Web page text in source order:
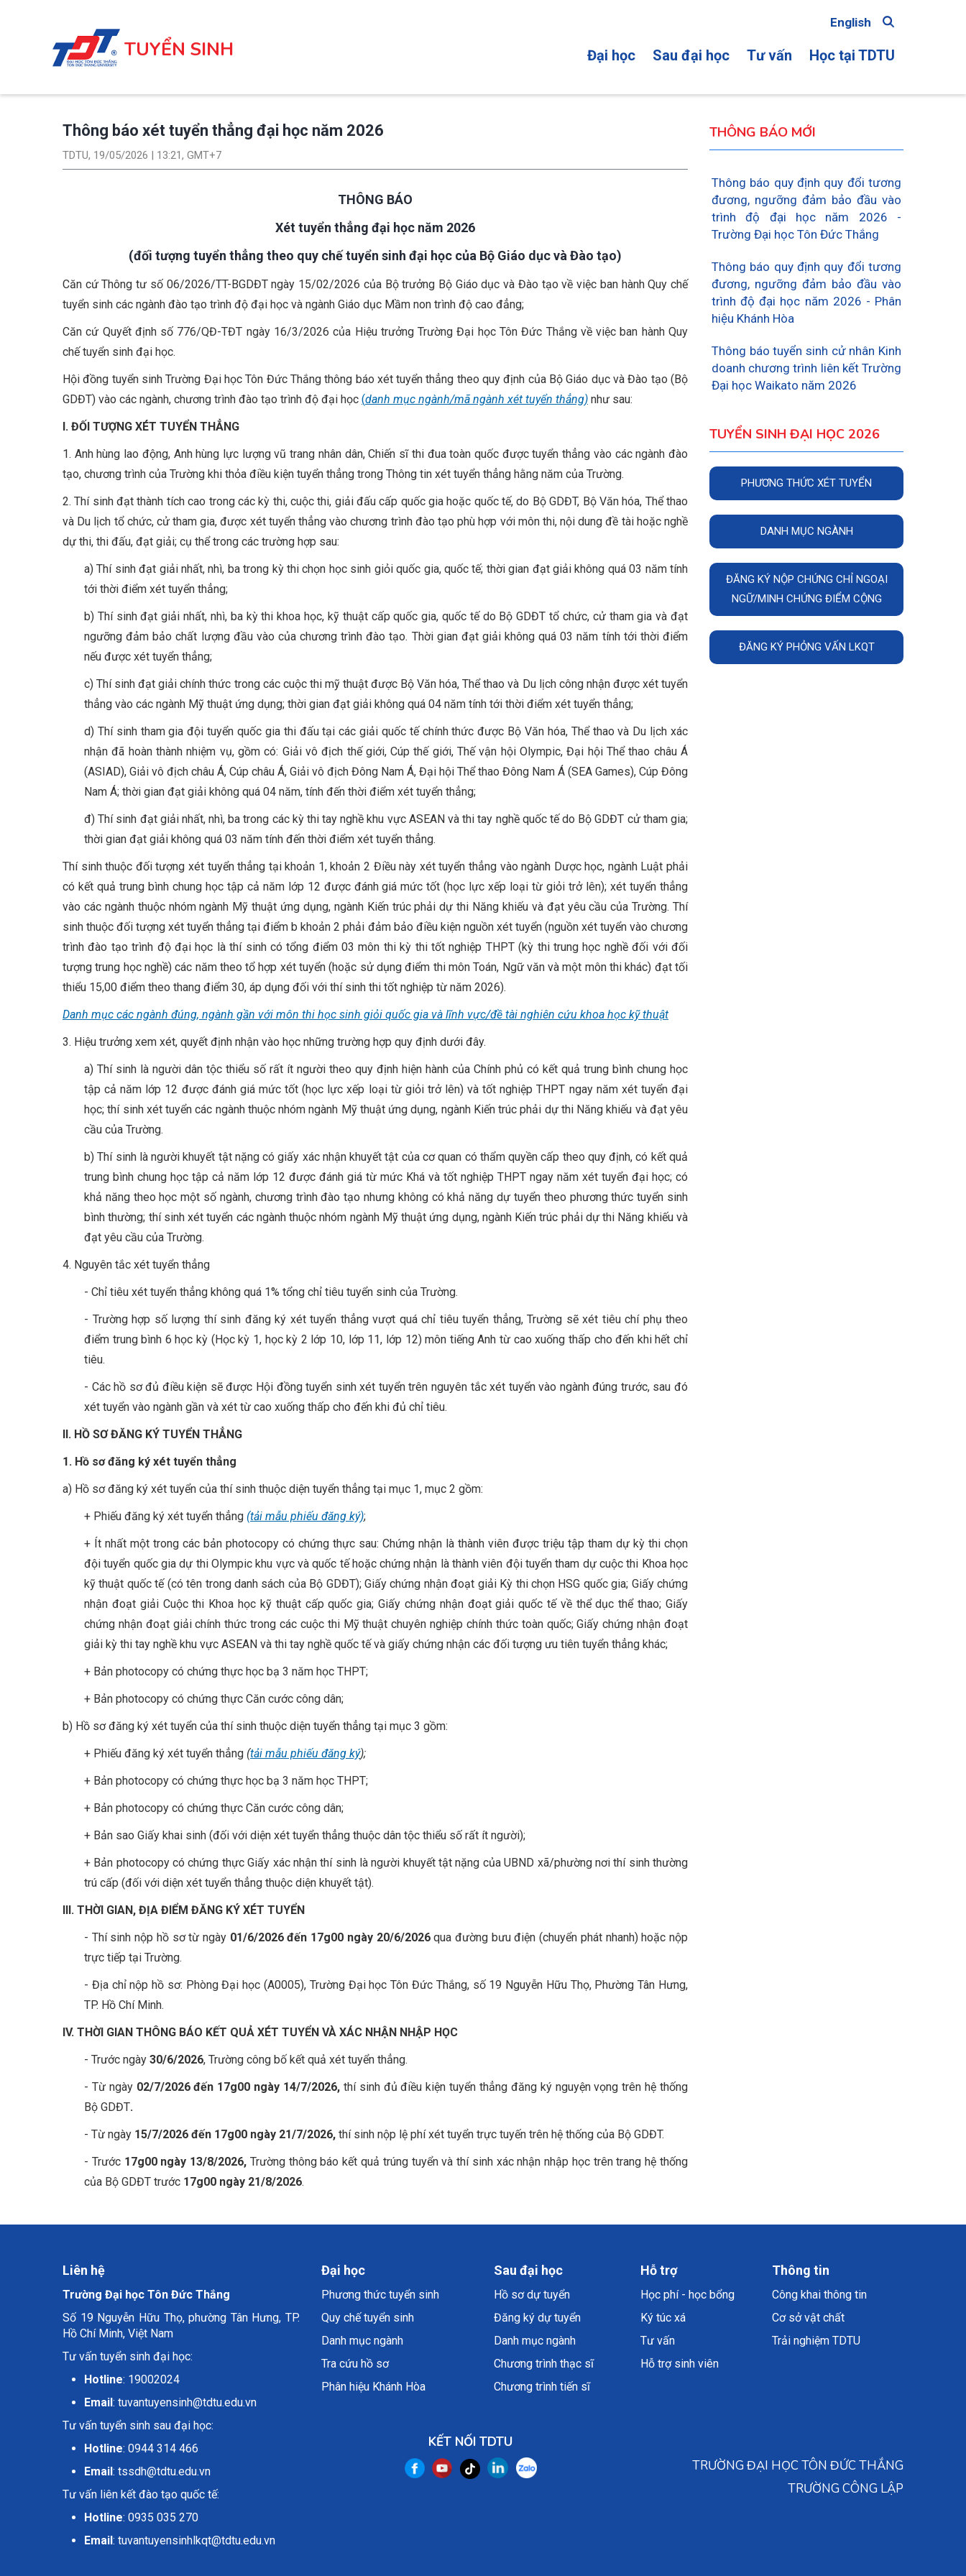
TUYỂN SINH
English
MAIN
NAVIGATION
Đại học Sau đại học Tư vấn Học tại TDTU
Thông báo xét tuyển thẳng đại học năm 2026
TDTU, 19/05/2026 | 13:21, GMT+7
THÔNG BÁO
Xét tuyển thẳng đại học năm 2026
(đối tượng tuyển thẳng theo quy chế tuyển sinh đại học của Bộ Giáo dục và Đào tạo)
Căn cứ Thông tư số 06/2026/TT-BGDĐT ngày 15/02/2026 của Bộ trưởng Bộ Giáo dục và Đào tạo về việc ban hành Quy chế
tuyển sinh các ngành đào tạo trình độ đại học và ngành Giáo dục Mầm non trình độ cao đẳng;
Căn cứ Quyết định số 776/QĐ-TĐT ngày 16/3/2026 của Hiệu trưởng Trường Đại học Tôn Đức Thắng về việc ban hành Quy
chế tuyển sinh đại học.
Hội đồng tuyển sinh Trường Đại học Tôn Đức Thắng thông báo xét tuyển thẳng theo quy định của Bộ Giáo dục và Đào tạo (Bộ
GDĐT) vào các ngành, chương trình đào tạo trình độ đại học (danh mục ngành/mã ngành xét tuyển thẳng) như sau:
I. ĐỐI TƯỢNG XÉT TUYỂN THẲNG
1. Anh hùng lao động, Anh hùng lực lượng vũ trang nhân dân, Chiến sĩ thi đua toàn quốc được tuyển thẳng vào các ngành đào
tạo, chương trình của Trường khi thỏa điều kiện tuyển thẳng trong Thông tin xét tuyển thẳng hằng năm của Trường.
2. Thí sinh đạt thành tích cao trong các kỳ thi, cuộc thi, giải đấu cấp quốc gia hoặc quốc tế, do Bộ GDĐT, Bộ Văn hóa, Thể thao
và Du lịch tổ chức, cử tham gia, được xét tuyển thẳng vào chương trình đào tạo phù hợp với môn thi, nội dung đề tài hoặc nghề
dự thi, thi đấu, đạt giải; cụ thể trong các trường hợp sau:
a) Thí sinh đạt giải nhất, nhì, ba trong kỳ thi chọn học sinh giỏi quốc gia, quốc tế; thời gian đạt giải không quá 03 năm tính
tới thời điểm xét tuyển thẳng;
b) Thí sinh đạt giải nhất, nhì, ba kỳ thi khoa học, kỹ thuật cấp quốc gia, quốc tế do Bộ GDĐT tổ chức, cử tham gia và đạt
ngưỡng đảm bảo chất lượng đầu vào của chương trình đào tạo. Thời gian đạt giải không quá 03 năm tính tới thời điểm
nếu được xét tuyển thẳng;
c) Thí sinh đạt giải chính thức trong các cuộc thi mỹ thuật được Bộ Văn hóa, Thể thao và Du lịch công nhận được xét tuyển
thẳng vào các ngành Mỹ thuật ứng dụng; thời gian đạt giải không quá 04 năm tính tới thời điểm xét tuyển thẳng;
d) Thí sinh tham gia đội tuyển quốc gia thi đấu tại các giải quốc tế chính thức được Bộ Văn hóa, Thể thao và Du lịch xác
nhận đã hoàn thành nhiệm vụ, gồm có: Giải vô địch thế giới, Cúp thế giới, Thế vận hội Olympic, Đại hội Thể thao châu Á
(ASIAD), Giải vô địch châu Á, Cúp châu Á, Giải vô địch Đông Nam Á, Đại hội Thể thao Đông Nam Á (SEA Games), Cúp Đông
Nam Á; thời gian đạt giải không quá 04 năm, tính đến thời điểm xét tuyển thẳng;
đ) Thí sinh đạt giải nhất, nhì, ba trong các kỳ thi tay nghề khu vực ASEAN và thi tay nghề quốc tế do Bộ GDĐT cử tham gia;
thời gian đạt giải không quá 03 năm tính đến thời điểm xét tuyển thẳng.
Thí sinh thuộc đối tượng xét tuyển thẳng tại khoản 1, khoản 2 Điều này xét tuyển thẳng vào ngành Dược học, ngành Luật phải
có kết quả trung bình chung học tập cả năm lớp 12 được đánh giá mức tốt (học lực xếp loại từ giỏi trở lên); xét tuyển thẳng
vào các ngành thuộc nhóm ngành Mỹ thuật ứng dụng, ngành Kiến trúc phải dự thi Năng khiếu và đạt yêu cầu của Trường. Thí
sinh thuộc đối tượng xét tuyển thẳng tại điểm b khoản 2 phải đảm bảo điều kiện nguồn xét tuyển (nguồn xét tuyển vào chương
trình đào tạo trình độ đại học là thí sinh có tổng điểm 03 môn thi kỳ thi tốt nghiệp THPT (kỳ thi trung học nghề đối với đối
tượng trung học nghề) các năm theo tổ hợp xét tuyển (hoặc sử dụng điểm thi môn Toán, Ngữ văn và một môn thi khác) đạt tối
thiểu 15,00 điểm theo thang điểm 30, áp dụng đối với thí sinh thi tốt nghiệp từ năm 2026).
Danh mục các ngành đúng, ngành gần với môn thi học sinh giỏi quốc gia và lĩnh vực/đề tài nghiên cứu khoa học kỹ thuật
3. Hiệu trưởng xem xét, quyết định nhận vào học những trường hợp quy định dưới đây.
a) Thí sinh là người dân tộc thiểu số rất ít người theo quy định hiện hành của Chính phủ có kết quả trung bình chung học
tập cả năm lớp 12 được đánh giá mức tốt (học lực xếp loại từ giỏi trở lên) và tốt nghiệp THPT ngay năm xét tuyển đại
học; thí sinh xét tuyển các ngành thuộc nhóm ngành Mỹ thuật ứng dụng, ngành Kiến trúc phải dự thi Năng khiếu và đạt yêu
cầu của Trường.
b) Thí sinh là người khuyết tật nặng có giấy xác nhận khuyết tật của cơ quan có thẩm quyền cấp theo quy định, có kết quả
trung bình chung học tập cả năm lớp 12 được đánh giá từ mức Khá và tốt nghiệp THPT ngay năm xét tuyển đại học; có
khả năng theo học một số ngành, chương trình đào tạo nhưng không có khả năng dự tuyển theo phương thức tuyển sinh
bình thường; thí sinh xét tuyển các ngành thuộc nhóm ngành Mỹ thuật ứng dụng, ngành Kiến trúc phải dự thi Năng khiếu và
đạt yêu cầu của Trường.
4. Nguyên tắc xét tuyển thẳng
- Chỉ tiêu xét tuyển thẳng không quá 1% tổng chỉ tiêu tuyển sinh của Trường.
- Trường hợp số lượng thí sinh đăng ký xét tuyển thẳng vượt quá chỉ tiêu tuyển thẳng, Trường sẽ xét tiêu chí phụ theo
điểm trung bình 6 học kỳ (Học kỳ 1, học kỳ 2 lớp 10, lớp 11, lớp 12) môn tiếng Anh từ cao xuống thấp cho đến khi hết chỉ
tiêu.
- Các hồ sơ đủ điều kiện sẽ được Hội đồng tuyển sinh xét tuyển trên nguyên tắc xét tuyển vào ngành đúng trước, sau đó
xét tuyển vào ngành gần và xét từ cao xuống thấp cho đến khi đủ chỉ tiêu.
II. HỒ SƠ ĐĂNG KÝ TUYỂN THẲNG
1. Hồ sơ đăng ký xét tuyển thẳng
a) Hồ sơ đăng ký xét tuyển của thí sinh thuộc diện tuyển thẳng tại mục 1, mục 2 gồm:
+ Phiếu đăng ký xét tuyển thẳng (tải mẫu phiếu đăng ký);
+ Ít nhất một trong các bản photocopy có chứng thực sau: Chứng nhận là thành viên được triệu tập tham dự kỳ thi chọn
đội tuyển quốc gia dự thi Olympic khu vực và quốc tế hoặc chứng nhận là thành viên đội tuyển tham dự cuộc thi Khoa học
kỹ thuật quốc tế (có tên trong danh sách của Bộ GDĐT); Giấy chứng nhận đoạt giải Kỳ thi chọn HSG quốc gia; Giấy chứng
nhận đoạt giải Cuộc thi Khoa học kỹ thuật cấp quốc gia; Giấy chứng nhận đoạt giải quốc tế về thể dục thể thao; Giấy
chứng nhận đoạt giải chính thức trong các cuộc thi Mỹ thuật chuyên nghiệp chính thức toàn quốc; Giấy chứng nhận đoạt
giải kỳ thi tay nghề khu vực ASEAN và thi tay nghề quốc tế và giấy chứng nhận các đối tượng ưu tiên tuyển thẳng khác;
+ Bản photocopy có chứng thực học bạ 3 năm học THPT;
+ Bản photocopy có chứng thực Căn cước công dân;
b) Hồ sơ đăng ký xét tuyển của thí sinh thuộc diện tuyển thẳng tại mục 3 gồm:
+ Phiếu đăng ký xét tuyển thẳng (tải mẫu phiếu đăng ký);
+ Bản photocopy có chứng thực học bạ 3 năm học THPT;
+ Bản photocopy có chứng thực Căn cước công dân;
+ Bản sao Giấy khai sinh (đối với diện xét tuyển thẳng thuộc dân tộc thiểu số rất ít người);
+ Bản photocopy có chứng thực Giấy xác nhận thí sinh là người khuyết tật nặng của UBND xã/phường nơi thí sinh thường
trú cấp (đối với diện xét tuyển thẳng thuộc diện khuyết tật).
III. THỜI GIAN, ĐỊA ĐIỂM ĐĂNG KÝ XÉT TUYỂN
- Thí sinh nộp hồ sơ từ ngày 01/6/2026đến 17g00 ngày 20/6/2026qua đường bưu điện (chuyển phát nhanh) hoặc nộp
trực tiếp tại Trường.
- Địa chỉ nộp hồ sơ: Phòng Đại học (A0005), Trường Đại học Tôn Đức Thắng, số 19 Nguyễn Hữu Thọ, Phường Tân Hưng,
TP. Hồ Chí Minh.
IV. THỜI GIAN THÔNG BÁO KẾT QUẢ XÉT TUYỂN VÀ XÁC NHẬN NHẬP HỌC
- Trước ngày 30/6/2026, Trường công bố kết quả xét tuyển thẳng.
- Từ ngày 02/7/2026 đến 17g00 ngày 14/7/2026, thí sinh đủ điều kiện tuyển thẳng đăng ký nguyện vọng trên hệ thống
Bộ GDĐT.
- Từ ngày 15/7/2026 đến 17g00 ngày 21/7/2026, thí sinh nộp lệ phí xét tuyển trực tuyến trên hệ thống của Bộ GDĐT.
- Trước 17g00 ngày 13/8/2026, Trường thông báo kết quả trúng tuyển và thí sinh xác nhận nhập học trên trang hệ thống
của Bộ GDĐT trước 17g00 ngày 21/8/2026.
THÔNG BÁO MỚI
Thông báo quy định quy đổi tương
đương, ngưỡng đảm bảo đầu vào
trình độ đại học năm 2026 -
Trường Đại học Tôn Đức Thắng
Thông báo quy định quy đổi tương
đương, ngưỡng đảm bảo đầu vào
trình độ đại học năm 2026 - Phân
hiệu Khánh Hòa
Thông báo tuyển sinh cử nhân Kinh
doanh chương trình liên kết Trường
Đại học Waikato năm 2026
TUYỂN SINH ĐẠI HỌC 2026
PHƯƠNG THỨC XÉT TUYỂN
DANH MỤC NGÀNH
ĐĂNG KÝ NỘP CHỨNG CHỈ NGOẠI
NGỮ/MINH CHỨNG ĐIỂM CỘNG
ĐĂNG KÝ PHỎNG VẤN LKQT
Liên hệ
Trường Đại học Tôn Đức Thắng
Số 19 Nguyễn Hữu Thọ, phường Tân Hưng, TP.
Hồ Chí Minh, Việt Nam
Tư vấn tuyển sinh đại học:
Hotline: 19002024
Email: tuvantuyensinh@tdtu.edu.vn
Tư vấn tuyển sinh sau đại học:
Hotline: 0944 314 466
Email: tssdh@tdtu.edu.vn
Tư vấn liên kết đào tạo quốc tế:
Hotline: 0935 035 270
Email: tuvantuyensinhlkqt@tdtu.edu.vn
Đại học
Phương thức tuyển sinh
Quy chế tuyển sinh
Danh mục ngành
Tra cứu hồ sơ
Phân hiệu Khánh Hòa
Sau đại học
Hồ sơ dự tuyển
Đăng ký dự tuyển
Danh mục ngành
Chương trình thạc sĩ
Chương trình tiến sĩ
KẾT NỐI TDTU
Hỗ trợ
Học phí - học bổng
Ký túc xá
Tư vấn
Hỗ trợ sinh viên
Thông tin
Công khai thông tin
Cơ sở vật chất
Trải nghiệm TDTU
TRƯỜNG ĐẠI HỌC TÔN ĐỨC THẮNG
TRƯỜNG CÔNG LẬP